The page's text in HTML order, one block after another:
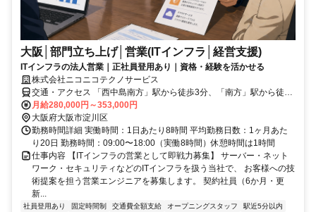
大阪│部門立ち上げ│営業(ITインフラ│経営支援)
ITインフラの法人営業｜正社員登用あり｜資格・経験を活かせる
株式会社ニコニコテクノサービス
交通・アクセス 「西中島南方」駅から徒歩3分、「南方」駅から徒歩
4分
月給280,000円～353,000円
大阪府大阪市淀川区
勤務時間詳細 実働時間：1日あたり8時間 平均勤務日数：1ヶ月あた
り20日 勤務時間：09:00〜18:00（実働8時間）休憩時間は1時間
仕事内容 【ITインフラの営業として即戦力募集】 サーバー・ネット
ワーク・セキュリティなどのITインフラを扱う当社で、 お客様への技
術提案を担う営業エンジニアを募集します。 契約社員（6か月・更
新...
社員登用あり 固定時間制 交通費全額支給 オープニングスタッフ 駅近5分以内